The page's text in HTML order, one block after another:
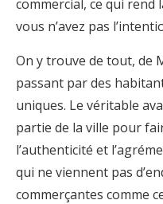
commercial, ce qui rend
vous n’avez pas
On y trouve de tout, de
passant par des
uniques. Le véritable
partie de la ville pour
l’authenticité et
qui ne viennent pas
commerçantes comme